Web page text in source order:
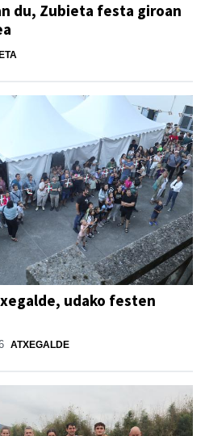
du, Zubieta festa giroan
udako festen
ATXEGALDE